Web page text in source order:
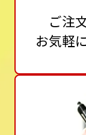
ご注
お気軽